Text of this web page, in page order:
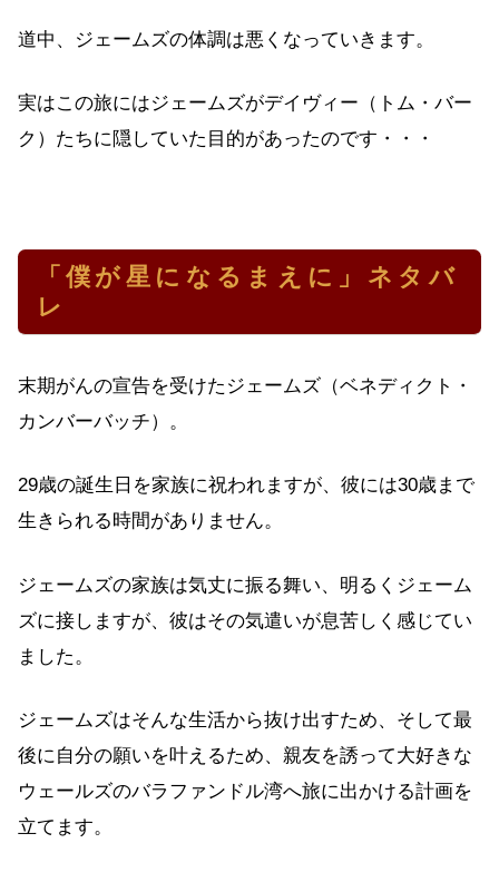
道中、ジェームズの体調は悪くなっていきます。
実はこの旅にはジェームズがデイヴィー（トム・バー
ク）たちに隠していた目的があったのです・・・
「僕が星になるまえに」ネタバ
レ
末期がんの宣告を受けたジェームズ（ベネディクト・
カンバーバッチ）。
29歳の誕生日を家族に祝われますが、彼には30歳まで
生きられる時間がありません。
ジェームズの家族は気丈に振る舞い、明るくジェーム
ズに接しますが、彼はその気遣いが息苦しく感じてい
ました。
ジェームズはそんな生活から抜け出すため、そして最
後に自分の願いを叶えるため、親友を誘って大好きな
ウェールズのバラファンドル湾へ旅に出かける計画を
立てます。